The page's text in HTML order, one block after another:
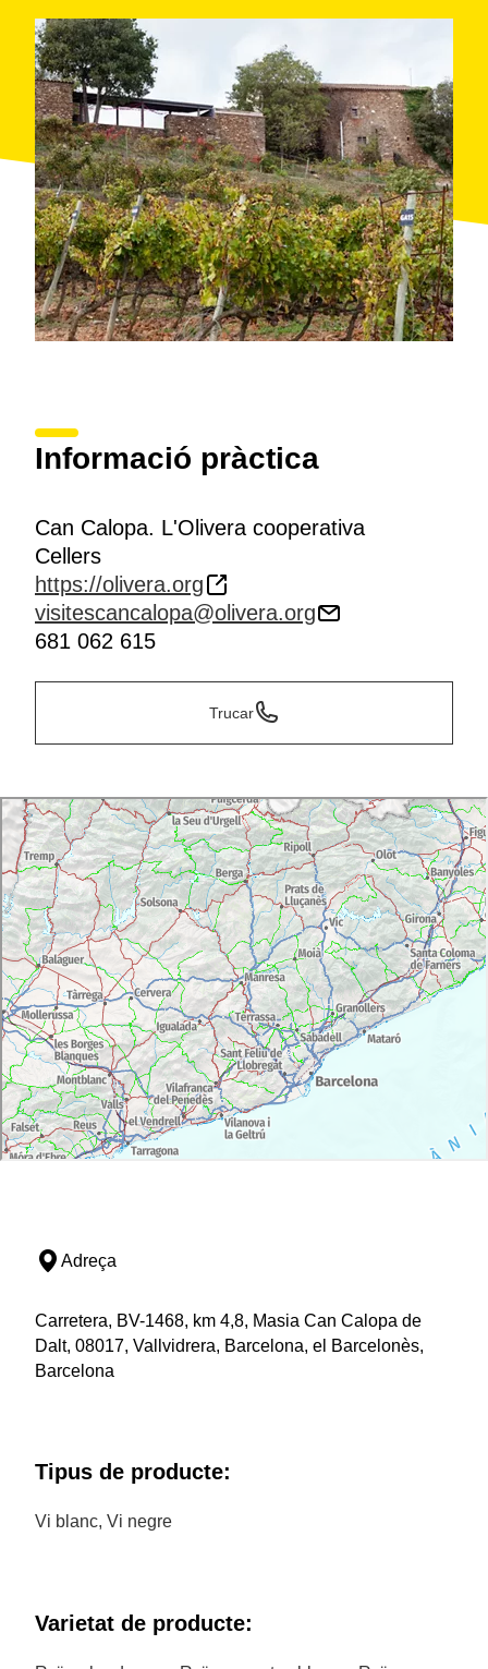
Informació pràctica
Can Calopa. L'Olivera cooperativa
Cellers
https://olivera.org
visitescancalopa@olivera.org
681 062 615
Trucar
Adreça
Carretera, BV-1468, km 4,8, Masia Can Calopa de
Dalt, 08017, Vallvidrera, Barcelona, el Barcelonès,
Barcelona
Tipus de producte:
Vi blanc, Vi negre
Varietat de producte: